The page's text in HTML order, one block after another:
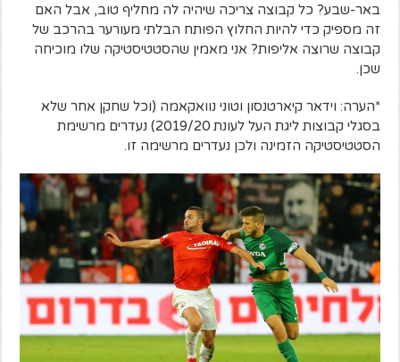
באר-שבע? כל קבוצה צריכה שיהיה לה מחליף טוב, אבל האם
זה מספיק כדי להיות החלוץ הפותח הבלתי מעורער בהרכב של
קבוצה שרוצה אליפות? אני מאמין שהסטטיסטיקה שלו מוכיחה
שכן.
*הערה: וידאר קיארטנסון וטוני נוואקאמה (וכל שחקן אחר שלא
בסגלי קבוצות ליגת העל לעונת 2019/20) נעדרים מרשימת
הסטטיסטיקה הזמינה ולכן נעדרים מרשימה זו.